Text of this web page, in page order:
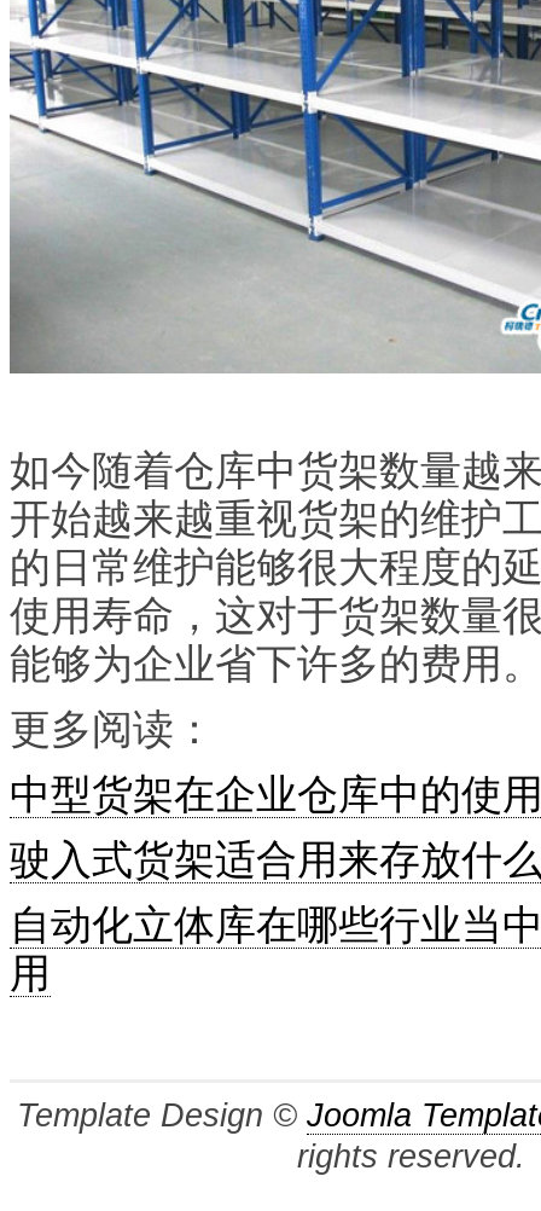
如今随着仓库中货架数量越
开始越来越重视货架的维护
的日常维护能够很大程度的
使用寿命，这对于货架数量
能够为企业省下许多的费用
更多阅读：
中型货架在企业仓库中的使
驶入式货架适合用来存放什
自动化立体库在哪些行业当
用
Template Design © Joomla
rights reserved.